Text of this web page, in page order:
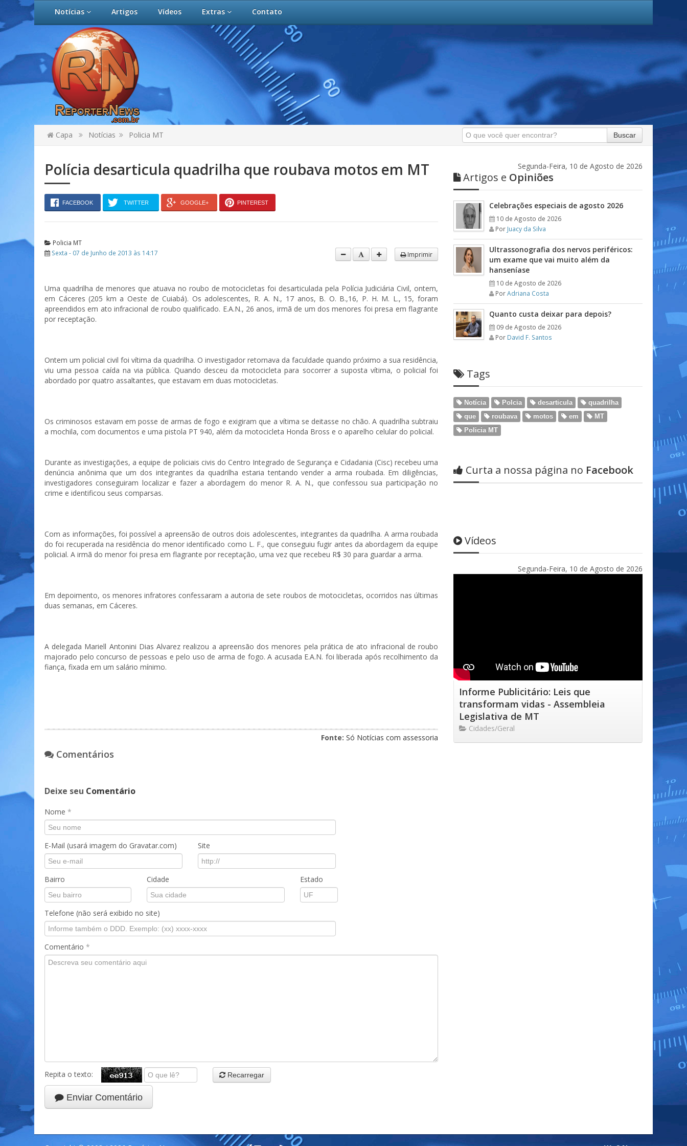
Notícias Artigos Vídeos Extras Contato
Capa Notícias Policia MT Buscar
Polícia desarticula quadrilha que roubava motos em MT
FACEBOOK TWITTER GOOGLE+ PINTEREST
Policia MT
Sexta - 07 de Junho de 2013 às 14:17
Imprimir
Uma quadrilha de menores que atuava no roubo de motocicletas foi desarticulada pela Polícia Judiciária Civil, ontem,
em Cáceres (205 km a Oeste de Cuiabá). Os adolescentes, R. A. N., 17 anos, B. O. B.,16, P. H. M. L., 15, foram
apreendidos em ato infracional de roubo qualificado. E.A.N., 26 anos, irmã de um dos menores foi presa em flagrante
por receptação.
Ontem um policial civil foi vítima da quadrilha. O investigador retornava da faculdade quando próximo a sua residência,
viu uma pessoa caída na via pública. Quando desceu da motocicleta para socorrer a suposta vítima, o policial foi
abordado por quatro assaltantes, que estavam em duas motocicletas.
Os criminosos estavam em posse de armas de fogo e exigiram que a vítima se deitasse no chão. A quadrilha subtraiu
a mochila, com documentos e uma pistola PT 940, além da motocicleta Honda Bross e o aparelho celular do policial.
Durante as investigações, a equipe de policiais civis do Centro Integrado de Segurança e Cidadania (Cisc) recebeu uma
denúncia anônima que um dos integrantes da quadrilha estaria tentando vender a arma roubada. Em diligências,
investigadores conseguiram localizar e fazer a abordagem do menor R. A. N., que confessou sua participação no
crime e identificou seus comparsas.
Com as informações, foi possível a apreensão de outros dois adolescentes, integrantes da quadrilha. A arma roubada
do foi recuperada na residência do menor identificado como L. F., que conseguiu fugir antes da abordagem da equipe
policial. A irmã do menor foi presa em flagrante por receptação, uma vez que recebeu R$ 30 para guardar a arma.
Em depoimento, os menores infratores confessaram a autoria de sete roubos de motocicletas, ocorridos nas últimas
duas semanas, em Cáceres.
A delegada Mariell Antonini Dias Alvarez realizou a apreensão dos menores pela prática de ato infracional de roubo
majorado pelo concurso de pessoas e pelo uso de arma de fogo. A acusada E.A.N. foi liberada após recolhimento da
fiança, fixada em um salário mínimo.
Fonte: Só Notícias com assessoria
Comentários
Deixe seu Comentário
Nome *
E-Mail (usará imagem do Gravatar.com) Site
Bairro Cidade Estado
Telefone (não será exibido no site)
Comentário *
Repita o texto: Recarregar
Enviar Comentário
Segunda-Feira, 10 de Agosto de 2026
Artigos e Opiniões
Celebrações especiais de agosto 2026
10 de Agosto de 2026
Por Juacy da Silva
Ultrassonografia dos nervos periféricos:
um exame que vai muito além da
hanseníase
10 de Agosto de 2026
PorAdriana Costa
Quanto custa deixar para depois?
09 de Agosto de 2026
Por David F. Santos
Tags
Notícia Polcia desarticula
quadrilha
que
roubava motos em
MT
Policia MT
Curta a nossa página no Facebook
Vídeos
Segunda-Feira, 10 de Agosto de 2026
Informe Publicitário: Leis que
transformam vidas - Assembleia
Legislativa de MT
Cidades/Geral